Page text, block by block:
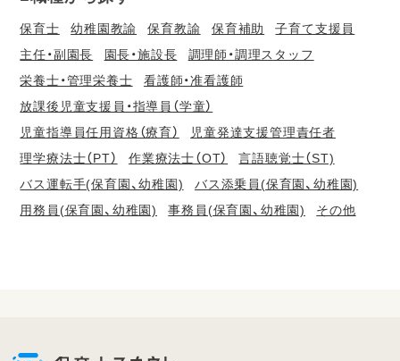
保育士 幼稚園教諭 保育教諭 保育補助
子育て支援員
主任・副園長
園長・施設長
調理師・調理スタッフ
栄養士・管理栄養士
看護師・准看護師
放課後児童支援員・指導員（学童）
児童指導員任用資格（療育）
児童発達支援管理責任者
理学療法士（PT）
作業療法士（OT）
言語聴覚士（ST)
バス運転手(保育園、幼稚園)
バス添乗員(保育園、幼稚園)
用務員(保育園、幼稚園)
事務員(保育園、幼稚園) その他